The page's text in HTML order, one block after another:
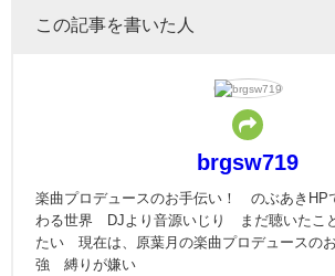
この記事を書いた人
brgsw719
楽曲プロデュースのお手伝い！ のぶあき
わる世界 DJより音源いじり まだ聴いたこ
たい 現在は、原葉月の楽曲プロデュースの
強 縛りが嫌い